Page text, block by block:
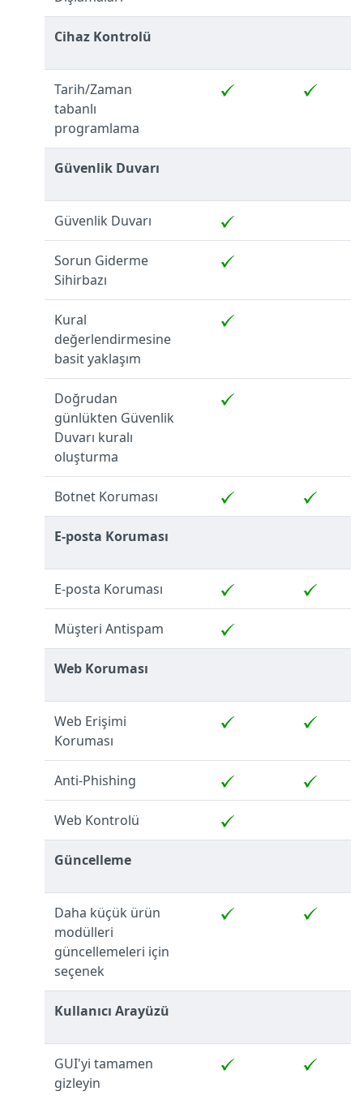
Cihaz Kontrolü
Tarih/Zaman
tabanlı
programlama
Güvenlik Duvarı
Güvenlik Duvarı
Sorun Giderme
Sihirbazı
Kural
değerlendirmesine
basit yaklaşım
Doğrudan
günlükten Güvenlik
Duvarı kuralı
oluşturma
Botnet Koruması
E-posta Koruması
E-posta Koruması
Müşteri Antispam
Web Koruması
Web Erişimi
Koruması
Anti-Phishing
Web Kontrolü
Güncelleme
Daha küçük ürün
modülleri
güncellemeleri için
seçenek
Kullanıcı Arayüzü
GUI'yi tamamen
gizleyin